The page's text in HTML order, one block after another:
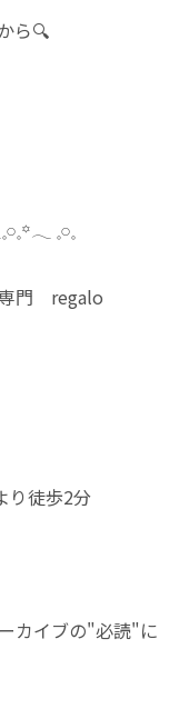
ら🔍
𓈒𓏸𓈒
専門 regalo
り徒歩2分
カイブの"必読"に